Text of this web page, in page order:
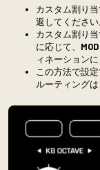
カスタム割り
返してください
カスタム割り
に応じて、
ィネーションに
この方法で設
ルーティングは